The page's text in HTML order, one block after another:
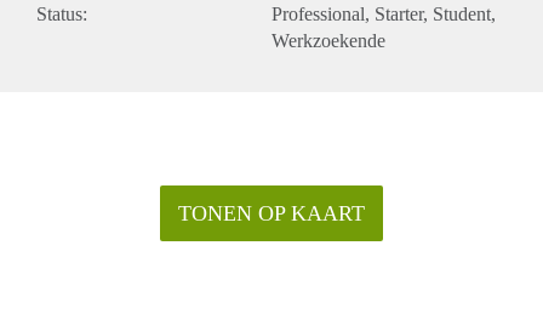
Status: Professional Starter Student
Werkzoekende
TONEN OP KAART